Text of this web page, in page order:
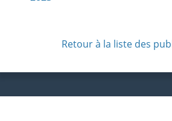
Retour à la liste des